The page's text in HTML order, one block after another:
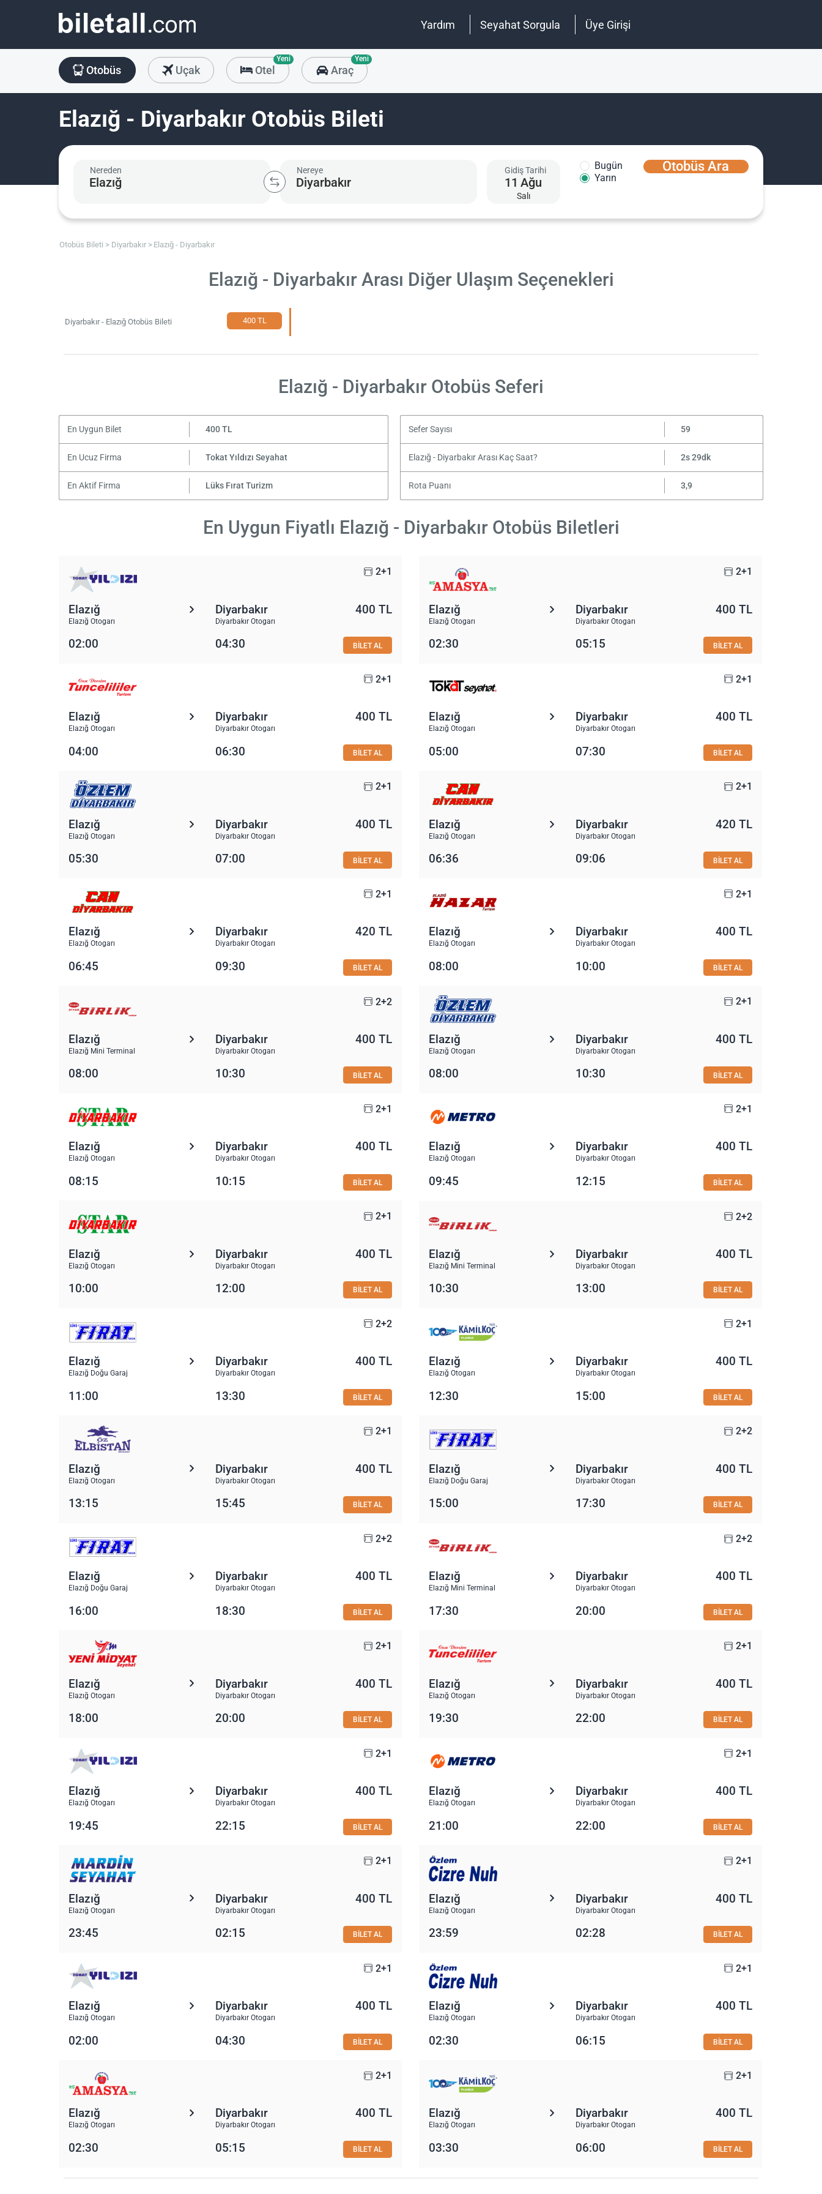
Yardım Seyahat Sorgula Üye Girişi
Otobüs Uçak Otel
Yeni
Araç
Yeni
Elazığ - Diyarbakır Otobüs Bileti
Nereden Nereye Gidiş Tarihi
11 Ağu
Salı
Bugün
Yarın
Otobüs Ara
Otobüs Bileti Diyarbakır Elazığ - Diyarbakır
Elazığ - Diyarbakır Arası Diğer Ulaşım Seçenekleri
Diyarbakır - Elazığ Otobüs Bileti 400 TL
Elazığ - Diyarbakır Otobüs Seferi
En Uygun Bilet 400 TL Sefer Sayısı 59
En Ucuz Firma Tokat Yıldızı Seyahat Elazığ - Diyarbakır Arası Kaç Saat? 2s 29dk
En Aktif Firma Lüks Fırat Turizm Rota Puanı 3,9
En Uygun Fiyatlı Elazığ - Diyarbakır Otobüs Biletleri
2+1
Elazığ
Elazığ Otogarı
Diyarbakır
Diyarbakır Otogarı
400 TL
02:00 04:30 BİLET AL
2+1
Elazığ
Elazığ Otogarı
Diyarbakır
Diyarbakır Otogarı
400 TL
02:30 05:15 BİLET AL
2+1
Elazığ
Elazığ Otogarı
Diyarbakır
Diyarbakır Otogarı
400 TL
04:00 06:30 BİLET AL
2+1
Elazığ
Elazığ Otogarı
Diyarbakır
Diyarbakır Otogarı
400 TL
05:00 07:30 BİLET AL
2+1
Elazığ
Elazığ Otogarı
Diyarbakır
Diyarbakır Otogarı
400 TL
05:30 07:00 BİLET AL
2+1
Elazığ
Elazığ Otogarı
Diyarbakır
Diyarbakır Otogarı
420 TL
06:36 09:06 BİLET AL
2+1
Elazığ
Elazığ Otogarı
Diyarbakır
Diyarbakır Otogarı
420 TL
06:45 09:30 BİLET AL
2+1
Elazığ
Elazığ Otogarı
Diyarbakır
Diyarbakır Otogarı
400 TL
08:00 10:00 BİLET AL
2+2
Elazığ
Elazığ Mini Terminal
Diyarbakır
Diyarbakır Otogarı
400 TL
08:00 10:30 BİLET AL
2+1
Elazığ
Elazığ Otogarı
Diyarbakır
Diyarbakır Otogarı
400 TL
08:00 10:30 BİLET AL
2+1
Elazığ
Elazığ Otogarı
Diyarbakır
Diyarbakır Otogarı
400 TL
08:15 10:15 BİLET AL
2+1
Elazığ
Elazığ Otogarı
Diyarbakır
Diyarbakır Otogarı
400 TL
09:45 12:15 BİLET AL
2+1
Elazığ
Elazığ Otogarı
Diyarbakır
Diyarbakır Otogarı
400 TL
10:00 12:00 BİLET AL
2+2
Elazığ
Elazığ Mini Terminal
Diyarbakır
Diyarbakır Otogarı
400 TL
10:30 13:00 BİLET AL
2+2
Elazığ
Elazığ Doğu Garaj
Diyarbakır
Diyarbakır Otogarı
400 TL
11:00 13:30 BİLET AL
2+1
Elazığ
Elazığ Otogarı
Diyarbakır
Diyarbakır Otogarı
400 TL
12:30 15:00 BİLET AL
2+1
Elazığ
Elazığ Otogarı
Diyarbakır
Diyarbakır Otogarı
400 TL
13:15 15:45 BİLET AL
2+2
Elazığ
Elazığ Doğu Garaj
Diyarbakır
Diyarbakır Otogarı
400 TL
15:00 17:30 BİLET AL
2+2
Elazığ
Elazığ Doğu Garaj
Diyarbakır
Diyarbakır Otogarı
400 TL
16:00 18:30 BİLET AL
2+2
Elazığ
Elazığ Mini Terminal
Diyarbakır
Diyarbakır Otogarı
400 TL
17:30 20:00 BİLET AL
2+1
Elazığ
Elazığ Otogarı
Diyarbakır
Diyarbakır Otogarı
400 TL
18:00 20:00 BİLET AL
2+1
Elazığ
Elazığ Otogarı
Diyarbakır
Diyarbakır Otogarı
400 TL
19:30 22:00 BİLET AL
2+1
Elazığ
Elazığ Otogarı
Diyarbakır
Diyarbakır Otogarı
400 TL
19:45 22:15 BİLET AL
2+1
Elazığ
Elazığ Otogarı
Diyarbakır
Diyarbakır Otogarı
400 TL
21:00 22:00 BİLET AL
2+1
Elazığ
Elazığ Otogarı
Diyarbakır
Diyarbakır Otogarı
400 TL
23:45 02:15 BİLET AL
2+1
Elazığ
Elazığ Otogarı
Diyarbakır
Diyarbakır Otogarı
400 TL
23:59 02:28 BİLET AL
2+1
Elazığ
Elazığ Otogarı
Diyarbakır
Diyarbakır Otogarı
400 TL
02:00 04:30 BİLET AL
2+1
Elazığ
Elazığ Otogarı
Diyarbakır
Diyarbakır Otogarı
400 TL
02:30 06:15 BİLET AL
2+1
Elazığ
Elazığ Otogarı
Diyarbakır
Diyarbakır Otogarı
400 TL
02:30 05:15 BİLET AL
2+1
Elazığ
Elazığ Otogarı
Diyarbakır
Diyarbakır Otogarı
400 TL
03:30 06:00 BİLET AL